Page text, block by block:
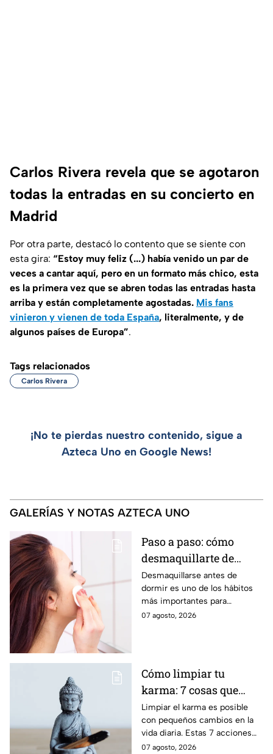
Carlos Rivera revela que se agotaron
todas la entradas en su concierto en
Madrid
Por otra parte, destacó lo contento que se siente con
esta gira: “Estoy muy feliz (...) había venido un par de
veces a cantar aquí, pero en un formato más chico, esta
es la primera vez que se abren todas las entradas hasta
arriba y están completamente agostadas. Mis fans
vinieron y vienen de toda España, literalmente, y de
algunos países de Europa”.
Tags relacionados
Carlos Rivera
¡No te pierdas nuestro contenido, sigue a
Azteca Uno en Google News!
GALERÍAS Y NOTAS AZTECA UNO
Paso a paso: cómo
desmaquillarte de
noche para cuidar tu
piel y evitar arrugas
Desmaquillarse antes de
dormir es uno de los hábitos
más importantes para
mantener la piel sana y
barrera cutánea, prevenir la
obstrucción de los poros y
prevenir la aparición de
arrugas tempranas.
07 agosto, 2026
Cómo limpiar tu
karma: 7 cosas que
debes hacer desde
ahora
Limpiar el karma es posible
con pequeños cambios en la
vida diaria. Estas 7 acciones
pueden ayudarte a soltar lo
07 agosto, 2026